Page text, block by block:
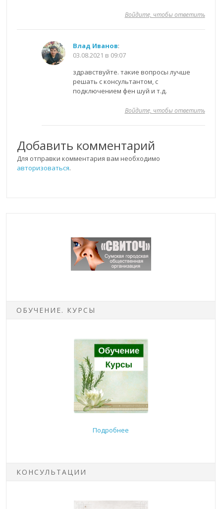
Войдите, чтобы ответить
Влад Иванов:
03.08.2021 в 09:07
здравствуйте. такие вопросы лучше
решать с консультантом, с
подключением фен шуй и т.д.
Войдите, чтобы ответить
Добавить комментарий
Для отправки комментария вам необходимо
авторизоваться.
ОБУЧЕНИЕ. КУРСЫ
Подробнее
КОНСУЛЬТАЦИИ